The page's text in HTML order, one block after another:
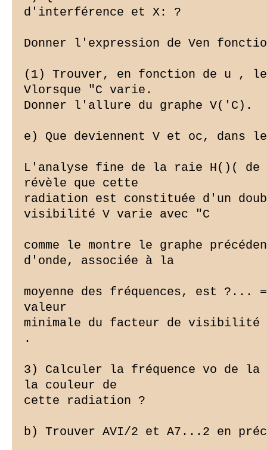
d'interférence et X: ?
Donner l'expression de Ven
(1) Trouver, en fonction de u ,
Vlorsque "C varie.
Donner l'allure du graphe V('C).
e) Que deviennent V et oc, dans
L'analyse fine de la raie H()( de
révèle que cette
radiation est constituée d'un
visibilité V varie avec "C
comme le montre le graphe
d'onde, associée à la
moyenne des fréquences, est ?...
valeur
minimale du facteur de
.
3) Calculer la fréquence vo de
la couleur de
cette radiation ?
b) Trouver AVI/2 et A7...2 en